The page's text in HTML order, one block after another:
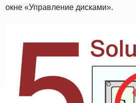
окне «Управление дисками».